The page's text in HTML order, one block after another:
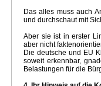
Das alles muss auch
und durchschaut mit
Aber sie ist in erster
aber nicht
Die deutsche und EU
soweit erkennbar,
Belastungen für die